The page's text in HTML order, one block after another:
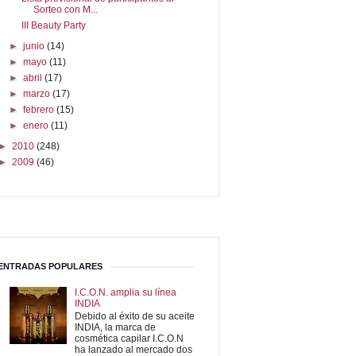
Sorteo con M...
III Beauty Party
►junio(14)
►mayo(11)
►abril(17)
►marzo(17)
►febrero(15)
►enero(11)
2010 (248)
2009 (46)
POPULARES
I.C.O.N. amplia su línea
INDIA
Debido al éxito de su aceite
INDIA, la marca de
cosmética capilar I.C.O.N
ha lanzado al mercado dos